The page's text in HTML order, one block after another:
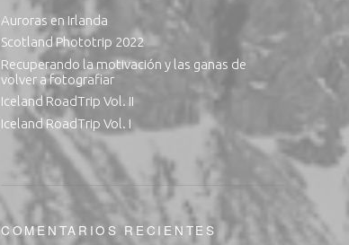
Auroras en Irlanda
Scotland Phototrip 2022
Recuperando la motivación y las ganas de
volver a fotografiar
Iceland RoadTrip Vol. II
Iceland RoadTrip Vol. I
COMENTARIOS RECIENTES